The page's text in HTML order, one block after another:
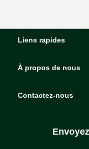
Liens rapides
À propos de nous
Contactez-nous